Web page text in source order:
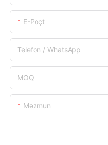
E-Poçt
Telefon / WhatsApp
MOQ
Məzmun